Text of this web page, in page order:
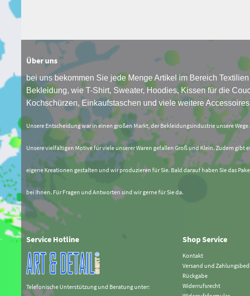
Über uns
bei uns bekommen Sie jede Menge Artikel im Bereich
Bekleidung, wie T-Shirt, Sweater, Hoodies, Kissen für die
Kochschürzen, Einkaufstaschen und viele weitere
Unsere Entscheidung war in einen großen Markt, der Bekleidungsindustrie unsere Wege
Unsere vielfältigen Motive für viele unserer Waren gefallen Groß und Klein. Zudem gibt
eigene Kreationen gestalten und wir produzieren für Sie. Bald darauf haben Sie das
bei Ihnen. Für Fragen und Antworten sind wir gerne für Sie da.
Service Hotline
Telefonische Unterstützung und Beratung unter:
Shop Service
Kontakt
Versand und
Rückgabe
Widerrufsrecht